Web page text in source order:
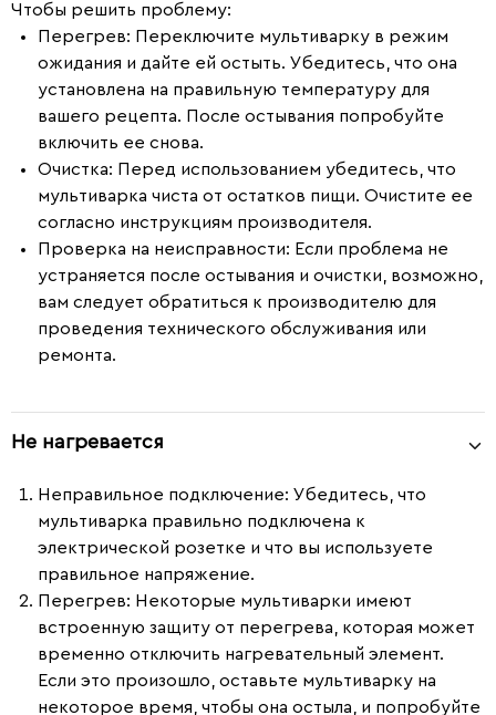
Чтобы решить проблему:
Перегрев: Переключите мультиварку в режим
ожидания и дайте ей остыть. Убедитесь, что она
установлена на правильную температуру для
вашего рецепта. После остывания попробуйте
включить ее снова.
Очистка: Перед использованием убедитесь, что
мультиварка чиста от остатков пищи. Очистите ее
согласно инструкциям производителя.
Проверка на неисправности: Если проблема не
устраняется после остывания и очистки, возможно,
вам следует обратиться к производителю для
проведения технического обслуживания или
ремонта.
Не нагревается
Неправильное подключение: Убедитесь, что
мультиварка правильно подключена к
электрической розетке и что вы используете
правильное напряжение.
Перегрев: Некоторые мультиварки имеют
встроенную защиту от перегрева, которая может
временно отключить нагревательный элемент.
Если это произошло, оставьте мультиварку на
некоторое время, чтобы она остыла, и попробуйте